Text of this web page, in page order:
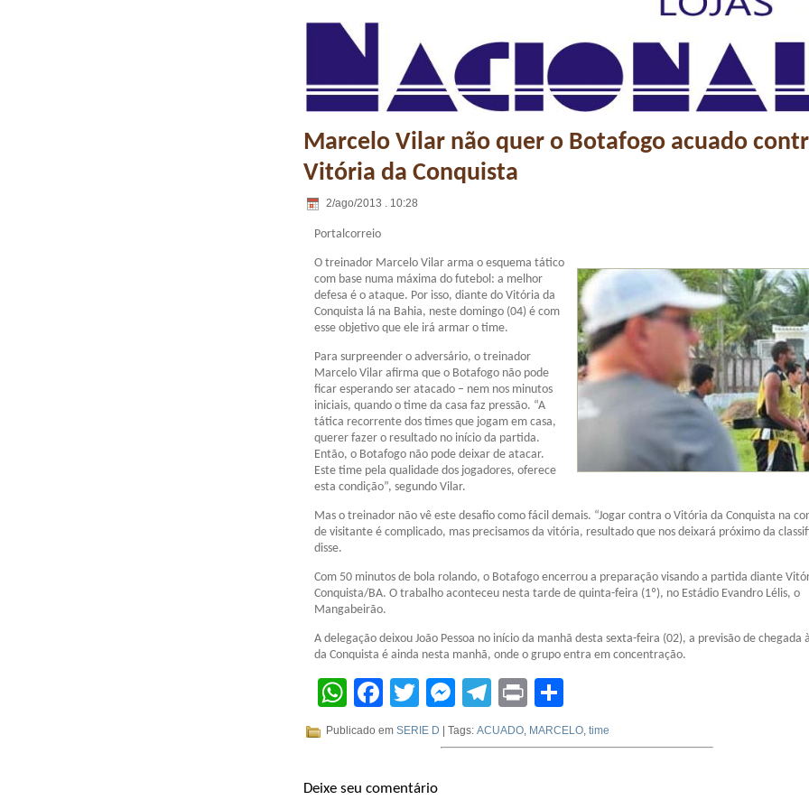
Marcelo Vilar não quer o Botafogo acuado
Vitória da Conquista
2/ago/2013 . 10:28
Portalcorreio
O treinador Marcelo Vilar arma o esquema tático
com base numa máxima do futebol: a melhor
defesa é o ataque. Por isso, diante do Vitória da
Conquista lá na Bahia, neste domingo (04) é com
esse objetivo que ele irá armar o time.
Para surpreender o adversário, o treinador
Marcelo Vilar afirma que o Botafogo não pode
ficar esperando ser atacado – nem nos minutos
iniciais, quando o time da casa faz pressão. “A
tática recorrente dos times que jogam em casa,
querer fazer o resultado no início da partida.
Então, o Botafogo não pode deixar de atacar.
Este time pela qualidade dos jogadores, oferece
esta condição”, segundo Vilar.
Mas o treinador não vê este desafio como fácil demais. “Jogar contra o Vitória da Conquista na
de visitante é complicado, mas precisamos da vitória, resultado que nos deixará próximo da
disse.
Com 50 minutos de bola rolando, o Botafogo encerrou a preparação visando a partida diante
Conquista/BA. O trabalho aconteceu nesta tarde de quinta-feira (1º), no Estádio Evandro Lélis, o
Mangabeirão.
A delegação deixou João Pessoa no início da manhã desta sexta-feira (02), a previsão de chegada
da Conquista é ainda nesta manhã, onde o grupo entra em concentração.
WhatsApp
Facebook
Twitter
Messenger
Telegram
Print
Publicado em SERIE D | Tags: ACUADO MARCELO time
Deixe seu comentário